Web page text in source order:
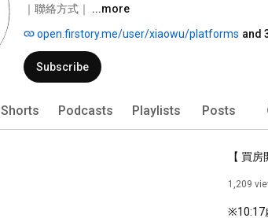
｜聯絡方式｜ ...more
open.firstory.me/user/xiaowu/platforms and
Subscribe
Shorts Podcasts Playlists Posts
1,209
※10:17